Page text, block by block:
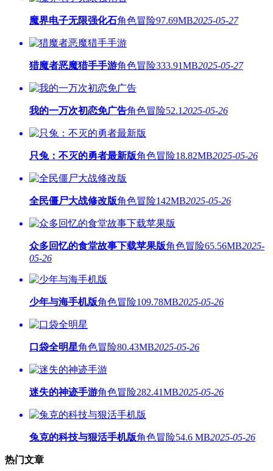
魔界电子无限强化石角色冒险97.69MB2025-05-27
猎魔者恶魔猎手手游角色冒险333.91MB2025-05-27
我的一万次初恋免广告角色冒险52.12025-05-26
只兔：不灭的勇者最新版角色冒险18.82MB2025-05-26
全民僵尸大战修改版角色冒险142MB2025-05-26
众多回忆的食堂故事下载苹果版角色冒险65.56MB2025-
05-26
少年与海手机版角色冒险109.78MB2025-05-26
口袋全明星角色冒险80.43MB2025-05-26
迷失的神迹手游角色冒险282.41MB2025-05-26
兔克的科技与狠活手机版角色冒险54.6 MB2025-05-26
热门文章